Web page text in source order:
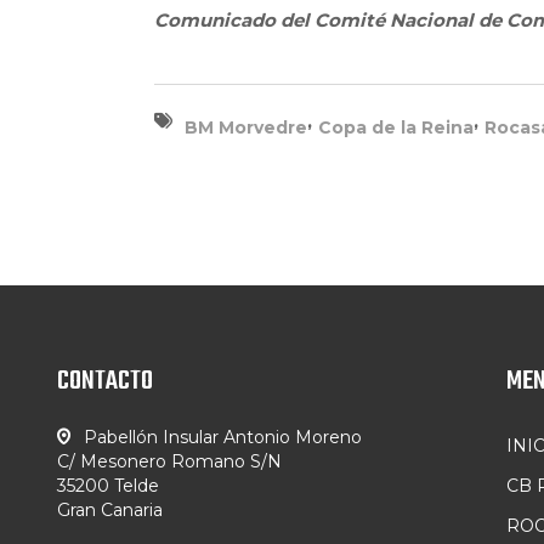
Comunicado del Comité Nacional de
BM Morvedre, Copa de la Reina,
CONTACTO
Pabellón Insular Antonio Moreno
C/ Mesonero Romano S/N
35200 Telde
Gran Canaria
CB